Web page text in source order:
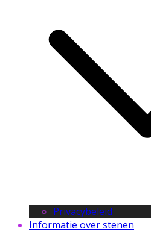
Privacybeleid
Informatie over stenen